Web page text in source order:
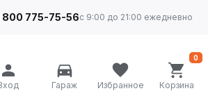
800 775-75-56с 9:00 до 21:00 ежедневно
Гараж Избранное Корзина
0